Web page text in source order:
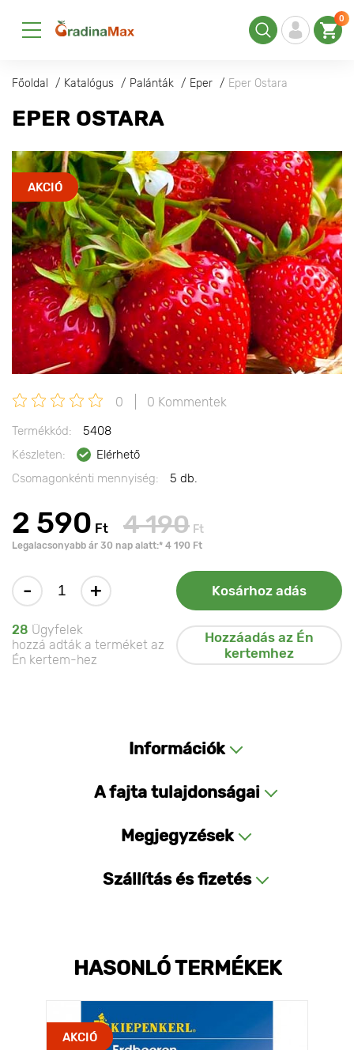
0
Főoldal Katalógus Palánták Eper Eper Ostara
EPER OSTARA
AKCIÓ
0 0 Kommentek
Termékkód:
5408
Készleten:
Elérhető
Csomagonkénti mennyiség:
5 db.
2 590 Ft 4 190 Ft
Legalacsonyabb ár 30 nap alatt:* 4 190 Ft
- + Kosárhoz adás
28 Ügyfelek
hozzá adták a terméket az
Én kertem-hez
Hozzáadás az Én
kertemhez
Információk
A fajta tulajdonságai
Megjegyzések
Szállítás és fizetés
HASONLÓ TERMÉKEK
AKCIÓ